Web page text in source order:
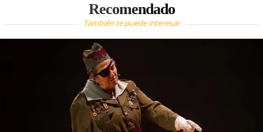
Recomendado
También te puede interesar